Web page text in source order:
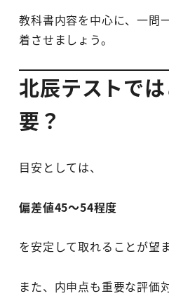
教科書内容を中心に、一問
着させましょう。
北辰テストで
要？
目安としては、
偏差値45～54程度
を安定して取れることが望
また、内申点も重要な評価